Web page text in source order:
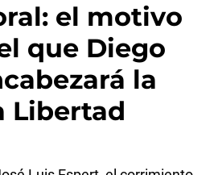
el motivo
que Diego
la
Libertad